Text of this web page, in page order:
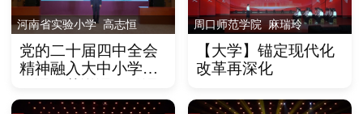
河南省实验小学 高志恒
党的二十届四中全会
精神融入大中小学思
展示
周口师范学院 麻瑞玲
【大学】锚定现代化
改革再深化